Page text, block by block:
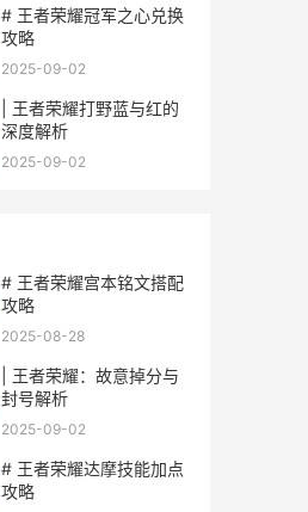
# 王者荣耀冠军之心兑换
攻略
2025-09-02
| 王者荣耀打野蓝与红的
深度解析
2025-09-02
# 王者荣耀宫本铭文搭配
攻略
2025-08-28
| 王者荣耀：故意掉分与
封号解析
2025-09-02
# 王者荣耀达摩技能加点
攻略